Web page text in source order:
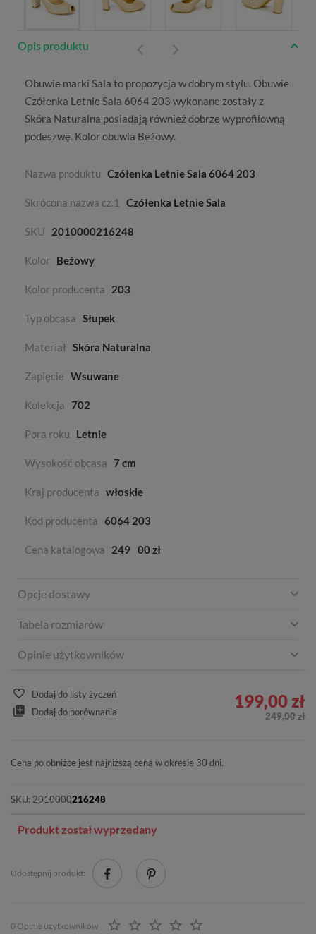
Opis produktu
Obuwie marki Sala to propozycja w dobrym stylu. Obuwie
Czółenka Letnie Sala 6064 203 wykonane zostały z
Skóra Naturalna posiadają również dobrze wyprofilowną
podeszwę. Kolor obuwia Beżowy.
Nazwa produktu Czółenka Letnie Sala 6064 203
Skrócona nazwa cz.1 Czółenka Letnie Sala
SKU 2010000216248
Kolor Beżowy
Kolor producenta 203
Typ obcasa Słupek
Materiał Skóra Naturalna
Zapięcie Wsuwane
Kolekcja 702
Pora roku Letnie
Wysokość obcasa 7 cm
Kraj producenta włoskie
Kod producenta 6064 203
Cena katalogowa 249 00 zł
Opcje dostawy
Tabela rozmiarów
Opinie użytkowników
Dodaj do listy życzeń
Dodaj do porównania
199,00 zł
249,00 zł
Cena po obniżce jest najniższą ceną w okresie 30 dni.
SKU: 2010000216248
Produkt został wyprzedany
Udostępnij produkt:
0 Opinie użytkowników